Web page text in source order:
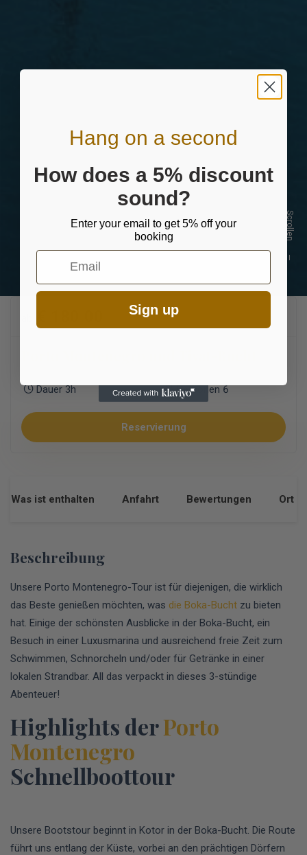
Scrollen
Was ist enthalten Anfahrt Bewertungen Ort
Beschreibung
Unsere Porto Montenegro-Tour ist für diejenigen, die wirklich
das Beste genießen möchten, was die Boka-Bucht zu bieten
hat. Einige der schönsten Ausblicke in der Boka-Bucht, ein
Besuch in einer Luxusmarina und ausreichend freie Zeit zum
Schwimmen, Schnorcheln und/oder für Getränke in einer
lokalen Strandbar. All das verpackt in dieses 3-stündige
Abenteuer!
Highlights derPorto
Montenegro
Schnellboottour
Unsere Bootstour beginnt in Kotor in der Boka-Bucht. Die Route
führt uns entlang der Küste, vorbei an den prächtigen Dörfern
Dauer 3h Personen 6
Reservierung
Hang on a second
How does a 5% discount
sound?
Enter your email to get 5% off your
booking
Email
Sign up